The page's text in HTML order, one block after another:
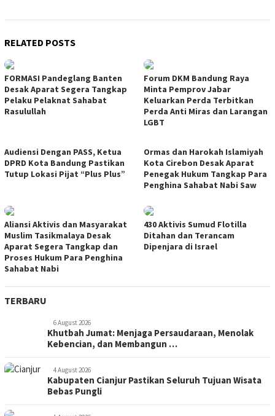
RELATED POSTS
FORMASI Pandeglang Banten
Desak Aparat Segera Tangkap
Pelaku Pelaknat Sahabat
Rasulullah
Forum DKM Bandung Raya
Minta Pemprov Jabar
Keluarkan Perda Terbitkan
Perda Anti Miras dan Larangan
LGBT
Audiensi Dengan PASS, Ketua
DPRD Kota Bandung Pastikan
Tutup Lokasi Pijat “Plus Plus”
Ormas dan Harokah Islamiyah
Kota Cirebon Desak Aparat
Penegak Hukum Tangkap Para
Penghina Sahabat Nabi Saw
Aliansi Aktivis dan Masyarakat
Muslim Tasikmalaya Desak
Aparat Segera Tangkap dan
Proses Hukum Para Penghina
Sahabat Nabi
430 Aktivis Sumud Flotilla
Ditahan dan Terancam
Dipenjara di Israel
TERBARU
6 August 2026
Khutbah Jumat: Menjaga Persaudaraan, Menolak
Kebencian, dan Membangun …
4 August 2026
Kabupaten Cianjur Pastikan Seluruh Tujuan Wisata
Bebas Pungli